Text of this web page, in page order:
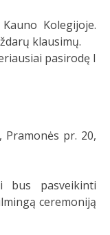
Kolegijoje.
klausimų.
pasirodę I
Pramonės pr. 20,
bus pasveikinti
ceremoniją